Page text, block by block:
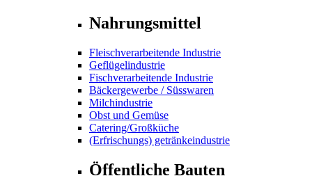
Nahrungsmittel
Fleischverarbeitende Industrie
Geflügelindustrie
Fischverarbeitende Industrie
Bäckergewerbe / Süsswaren
Milchindustrie
Obst und Gemüse
Catering/Großküche
(Erfrischungs) getränkeindustrie
Öffentliche Bauten